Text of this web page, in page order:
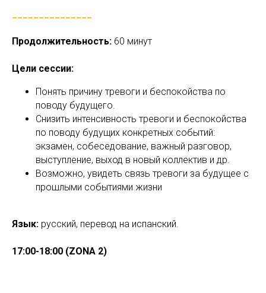
Продолжительность: 60 минут
Цели сессии:
Понять причину тревоги и беспокойства по
поводу будущего.
Снизить интенсивность тревоги и беспокойства
по поводу будущих конкретных событий:
экзамен, собеседование, важный разговор,
выступление, выход в новый коллектив и др.
Возможно, увидеть связь тревоги за будущее с
прошлыми событиями жизни
Язык: русский, перевод на испанский.
17:00-18:00 (ZONA 2)